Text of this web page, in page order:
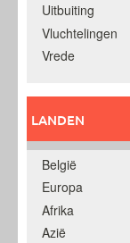
Uitbuiting
Vluchtelingen
Vrede
LANDEN
België
Europa
Afrika
Azië